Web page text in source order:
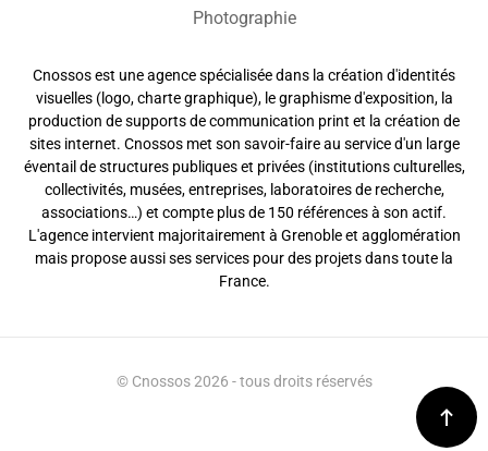
Photographie
Cnossos est une agence spécialisée dans la création d'identités
visuelles (logo, charte graphique), le graphisme d'exposition, la
production de supports de communication print et la création de
sites internet. Cnossos met son savoir-faire au service d'un large
éventail de structures publiques et privées (institutions culturelles,
collectivités, musées, entreprises, laboratoires de recherche,
associations…) et compte plus de 150 références à son actif.
L'agence intervient majoritairement à Grenoble et agglomération
mais propose aussi ses services pour des projets dans toute la
France.
© Cnossos 2026 - tous droits réservés